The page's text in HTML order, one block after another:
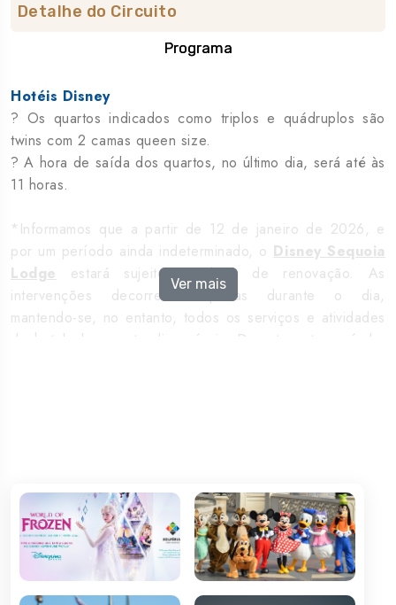
Detalhe do Circuito
Programa
Hotéis Disney
? Os quartos indicados como triplos e quádruplos são
twins com 2 camas queen size.
? A hora de saída dos quartos, no último dia, será até às
11 horas.
* Informamos que a partir de 12 de janeiro de 2026, e
por um período ainda indeterminado, o Disney Sequoia
Lodge estará sujeito a obras de renovação. As
intervenções decorrerão apenas durante o dia,
mantendo-se, no entanto, todos os serviços e atividades
do hotel plenamente disponíveis. Durante este período,
Refeições:
?Crianças até aos 2 anos partilham a refeição dos
adultos.
?Meia Pensão nos dias 24 e 31 de dezembro: vouchers
Ver mais